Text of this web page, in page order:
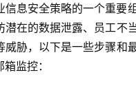
信息安全策略的一个重要
潜在的数据泄露、员工不
威胁，以下是一些步骤和
监控：